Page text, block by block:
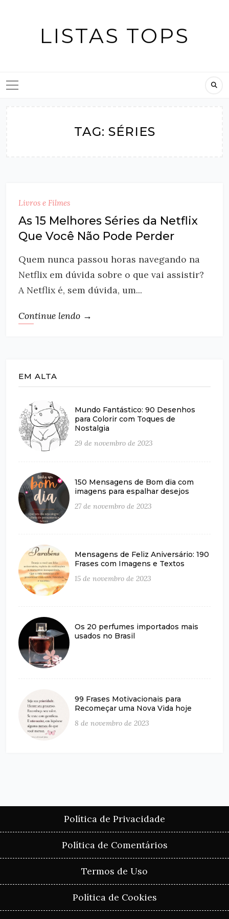
LISTAS TOPS
TAG: SÉRIES
Livros e Filmes
As 15 Melhores Séries da Netflix
Que Você Não Pode Perder
Quem nunca passou horas navegando na
Netflix em dúvida sobre o que vai assistir?
A Netflix é, sem dúvida, um...
Continue lendo →
EM ALTA
Mundo Fantástico: 90 Desenhos
para Colorir com Toques de
Nostalgia
29 de novembro de 2023
150 Mensagens de Bom dia com
imagens para espalhar desejos
27 de novembro de 2023
Mensagens de Feliz Aniversário: 190
Frases com Imagens e Textos
15 de novembro de 2023
Os 20 perfumes importados mais
usados no Brasil
99 Frases Motivacionais para
Recomeçar uma Nova Vida hoje
8 de novembro de 2023
Política de Privacidade
Política de Comentários
Termos de Uso
Política de Cookies